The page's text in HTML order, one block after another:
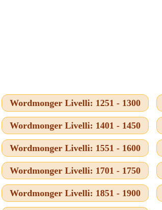
Wordmonger Livelli: 1251 - 1300
Wordmonger Livelli: 1401 - 1450
Wordmonger Livelli: 1551 - 1600
Wordmonger Livelli: 1701 - 1750
Wordmonger Livelli: 1851 - 1900